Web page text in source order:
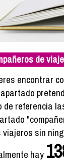
de viaje
encontrar
de referencia
viajeros sin
hay